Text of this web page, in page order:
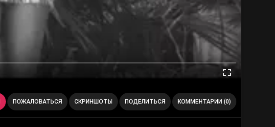
ПОЖАЛОВАТЬСЯ СКРИНШОТЫ ПОДЕЛИТЬСЯ КОММЕНТАРИИ (0)